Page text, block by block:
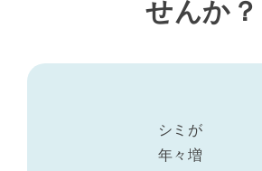
せんか？
シミが
年々増